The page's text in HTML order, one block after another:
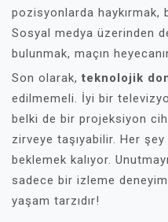
pozisyonlarda haykırmak,
Sosyal medya üzerinden
bulunmak, maçın
Son olarak,teknolojik
edilmemeli. İyi bir
belki de bir projeksiyon
zirveye taşıyabilir. Her
beklemek kalıyor.
sadece bir izleme
yaşam tarzıdır!